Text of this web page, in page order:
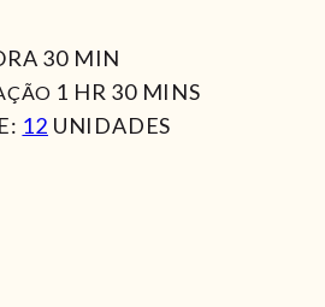
30MIN
MIN
1 HORA
HR 30MIN
MINS
12 UNIDADES